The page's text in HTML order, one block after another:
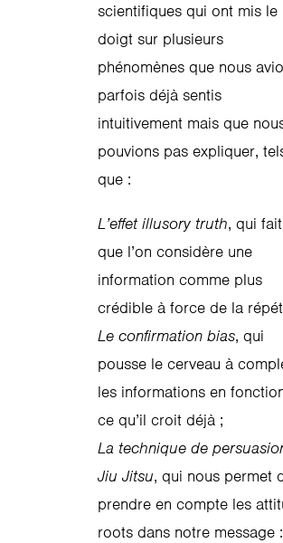
scientifiques qui ont mis le
doigt sur plusieurs
phénomènes que nous
parfois déjà sentis
intuitivement mais que
pouvions pas expliquer,
que :
L’effet illusory truth, qui fait
que l’on considère une
information comme plus
crédible à force de la
Le confirmation bias, qui
pousse le cerveau à
les informations en
ce qu’il croit déjà ;
La technique de
Jiu Jitsu, qui nous permet
prendre en compte les
roots dans notre message